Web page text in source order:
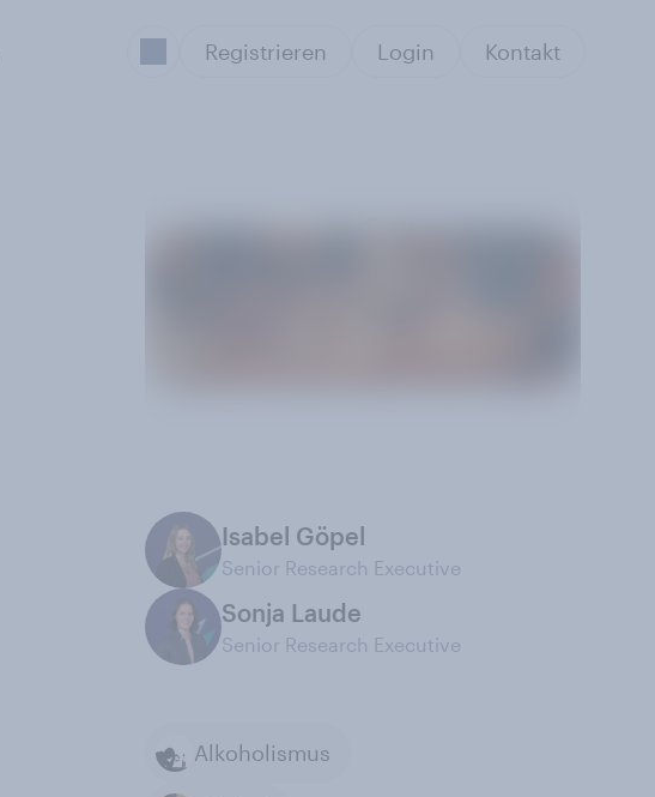
Registrieren Login Kontakt
Isabel Göpel
Senior Research Executive
Sonja Laude
Senior Research Executive
Alkoholismus